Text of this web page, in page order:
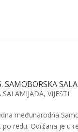
SAMOBORSKA
SALAMIJADA, VIJESTI
međunarodna
po redu. Održana je u